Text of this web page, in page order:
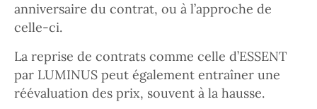
anniversaire du contrat, ou à l’approche de
celle-ci.
La reprise de contrats comme celle d’ESSENT
par LUMINUS peut également entraîner une
réévaluation des prix, souvent à la hausse.